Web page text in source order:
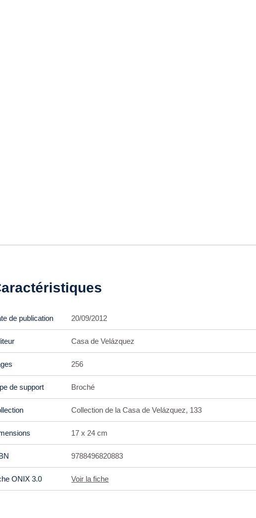
de publication 20/09/2012
Casa de Velázquez
256
de support Broché
Collection de la Casa de Velázquez, 133
17 x 24 cm
9788496820883
ONIX 3.0 Voir la fiche